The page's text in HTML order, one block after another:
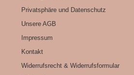
Privatsphäre und Datenschutz
Unsere AGB
Impressum
Kontakt
Widerrufsrecht & Widerrufsformular